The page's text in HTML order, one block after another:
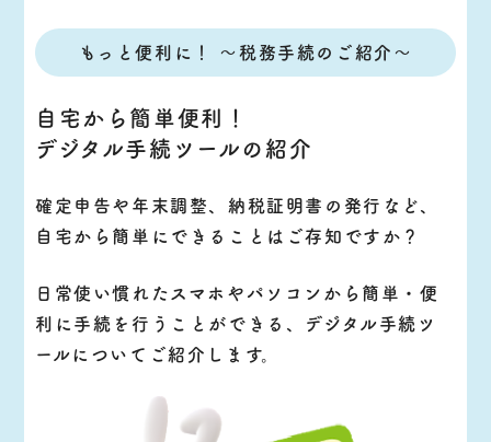
もっと便利に！ 〜税務手続のご紹介〜
自宅から簡単便利！
デジタル手続ツールの紹介
確定申告や年末調整、納税証明書の発行など、
自宅から簡単にできることはご存知ですか？
日常使い慣れたスマホやパソコンから簡単・便
利に手続を行うことができる、デジタル手続ツ
ールについてご紹介します。